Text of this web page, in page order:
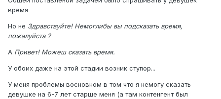
время
Но не Здравствуйте! Немоглибы вы подсказать время,
пожалуйста ?
А Привет! Можеш сказать время.
У обоих даже на этой стадии возник ступор...
У меня проблемы восновном в том что я немогу сказать
девушке на 6-7 лет старше меня (а там контенгент был